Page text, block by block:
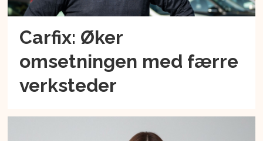
Carfix: Øker
omsetningen med færre
verksteder